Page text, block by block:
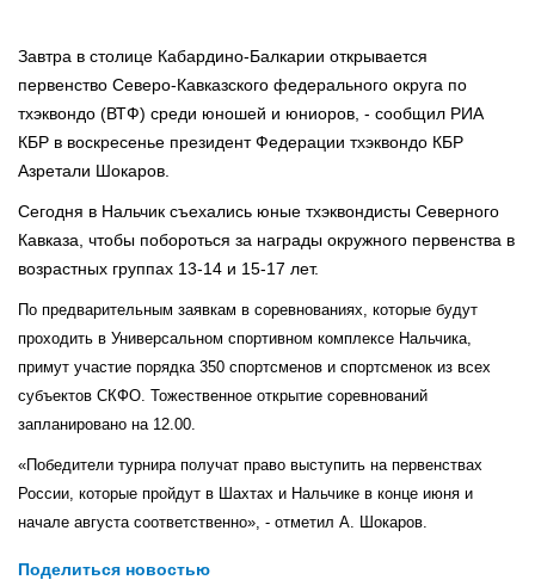
Завтра в столице Кабардино-Балкарии открывается
первенство Северо-Кавказского федерального округа по
тхэквондо (ВТФ) среди юношей и юниоров, - сообщил РИА
КБР в воскресенье президент Федерации тхэквондо КБР
Азретали Шокаров.
Сегодня в Нальчик съехались юные тхэквондисты Северного
Кавказа, чтобы побороться за награды окружного первенства в
возрастных группах 13-14 и 15-17 лет.
По предварительным заявкам в соревнованиях, которые будут
проходить в Универсальном спортивном комплексе Нальчика,
примут участие порядка 350 спортсменов и спортсменок из всех
субъектов СКФО. Тожественное открытие соревнований
запланировано на 12.00.
«Победители турнира получат право выступить на первенствах
России, которые пройдут в Шахтах и Нальчике в конце июня и
начале августа соответственно», - отметил А. Шокаров.
Поделиться новостью